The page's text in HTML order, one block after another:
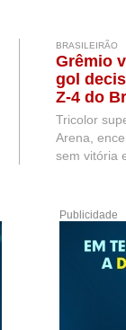
BRASILEIRÃO
Grêmio
gol
Z-4 do
Tricolor
Arena,
sem vitória
Publicidade